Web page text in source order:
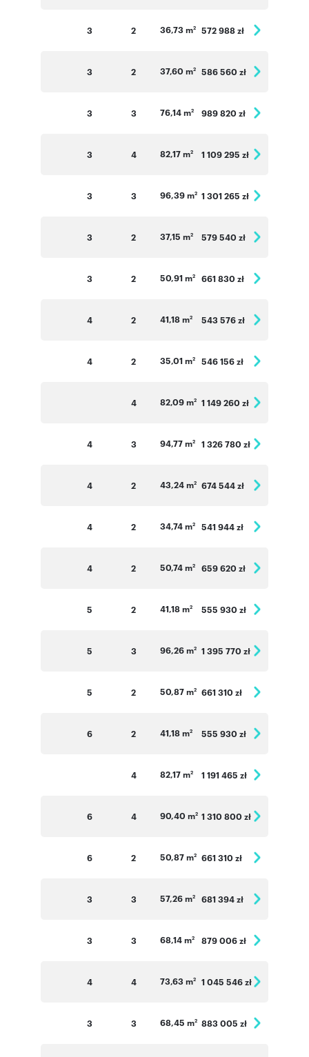
3 2 36,73 m2 572 988 zł
3 2 37,60 m2 586 560 zł
3 3 76,14 m2 989 820 zł
3 4 82,17 m2 1 109 295 zł
3 3 96,39 m2 1 301 265 zł
3 2 37,15 m2 579 540 zł
3 2 50,91 m2 661 830 zł
4 2 41,18 m2 543 576 zł
4 2 35,01 m2 546 156 zł
4 82,09 m2 1 149 260 zł
4 3 94,77 m2 1 326 780 zł
4 2 43,24 m2 674 544 zł
4 2 34,74 m2 541 944 zł
4 2 50,74 m2 659 620 zł
5 2 41,18 m2 555 930 zł
5 3 96,26 m2 1 395 770 zł
5 2 50,87 m2 661 310 zł
6 2 41,18 m2 555 930 zł
4 82,17 m2 1 191 465 zł
6 4 90,40 m2 1 310 800 zł
6 2 50,87 m2 661 310 zł
3 3 57,26 m2 681 394 zł
3 3 68,14 m2 879 006 zł
4 4 73,63 m2 1 045 546 zł
3 3 68,45 m2 883 005 zł